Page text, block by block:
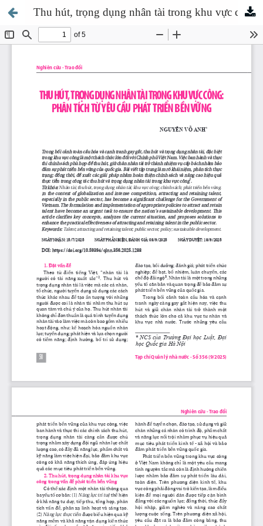
Thu hút, trọng dụng nhân tài trong khu vực công: phân tích từ yêu cầu phát triển bền vững